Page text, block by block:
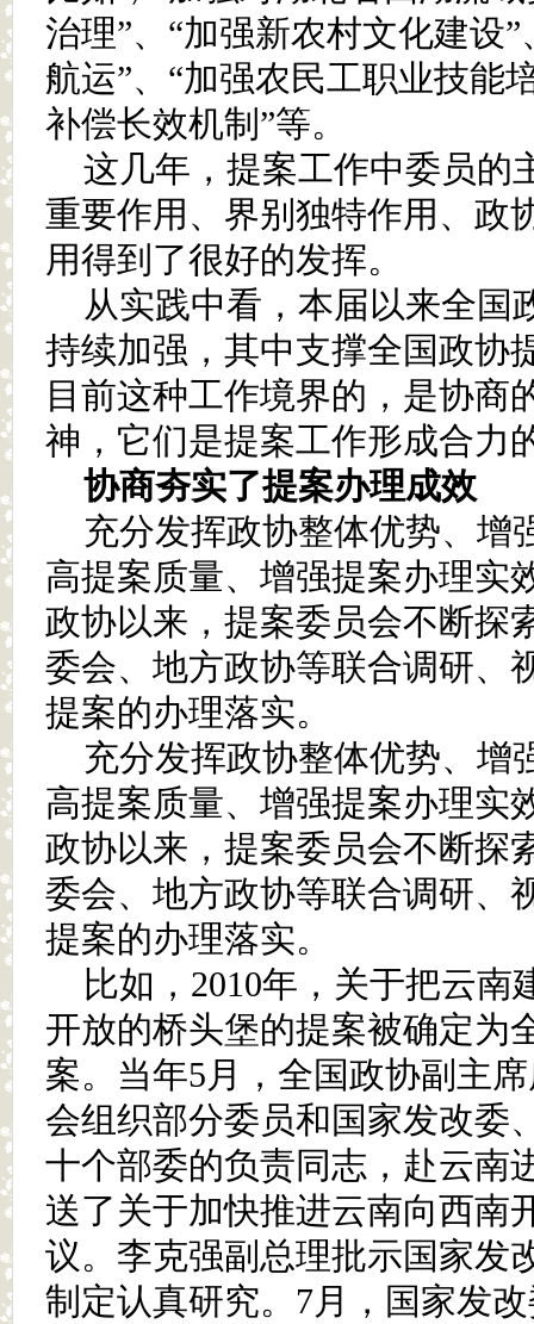
治理”、“加强新农村文化建设
航运”、“加强农民工职业技能
补偿长效机制”等。
这几年，提案工作中委员的
重要作用、界别独特作用、政
用得到了很好的发挥。
从实践中看，本届以来全国
持续加强，其中支撑全国政协
目前这种工作境界的，是协商
神，它们是提案工作形成合力
协商夯实了提案办理成效
充分发挥政协整体优势、增
高提案质量、增强提案办理实
政协以来，提案委员会不断探
委会、地方政协等联合调研、
提案的办理落实。
充分发挥政协整体优势、增
高提案质量、增强提案办理实
政协以来，提案委员会不断探
委会、地方政协等联合调研、
提案的办理落实。
比如，2010年，关于把云
开放的桥头堡的提案被确定为
案。当年5月，全国政协副主
会组织部分委员和国家发改委
十个部委的负责同志，赴云南
送了关于加快推进云南向西南
议。李克强副总理批示国家发
制定认真研究。7月，国家发